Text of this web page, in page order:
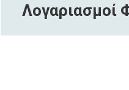
Λογαριασμοί